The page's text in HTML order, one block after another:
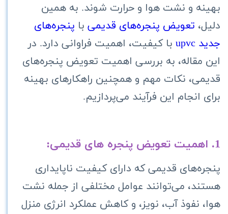
بهینه و نشت هوا و حرارت شوند. به همین
دلیل، تعویض پنجره‌های قدیمی با پنجره‌های
جدید upvc
با کیفیت، اهمیت فراوانی دارد. در
این مقاله، به بررسی اهمیت تعویض پنجره‌های
قدیمی، نکات مهم و همچنین راهکارهای بهینه
برای انجام این فرآیند می‌پردازیم.
1. اهمیت تعویض پنجره های قدیمی:
پنجره‌های قدیمی که دارای کیفیت ناپایداری
هستند، می‌توانند عوامل مختلفی از جمله نشت
هوا، نفوذ آب، نویز، و کاهش عملکرد انرژی منزل